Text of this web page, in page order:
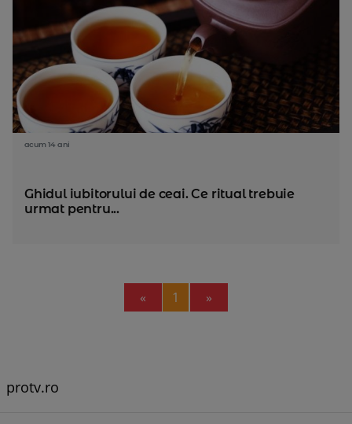
acum 14 ani
Ghidul iubitorului de ceai. Ce ritual trebuie
urmat pentru...
« Previous
1 »
protv.ro